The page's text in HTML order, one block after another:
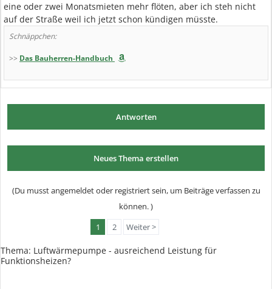
eine oder zwei Monatsmieten mehr flöten, aber ich steh nicht
auf der Straße weil ich jetzt schon kündigen müsste.
Schnäppchen:
>> Das Bauherren-Handbuch
Antworten
Neues Thema erstellen
(Du musst angemeldet oder registriert sein, um Beiträge verfassen zu
können. )
1
2 Weiter >
Thema: Luftwärmepumpe - ausreichend Leistung für
Funktionsheizen?